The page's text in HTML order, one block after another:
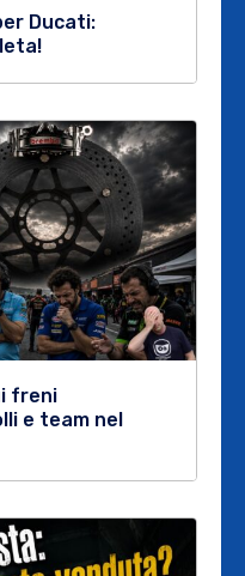
Ducati:
freni
e team nel